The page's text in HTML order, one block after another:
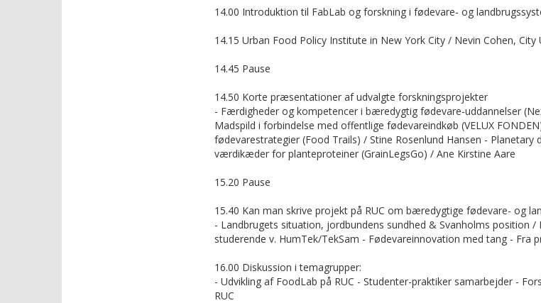
14.00 Introduktion til FabLab og forskning i fødevare- og
14.15 Urban Food Policy Institute in New York City / Nevin Cohen, City
14.45 Pause
14.50 Korte præsentationer af udvalgte forskningsprojekter
- Færdigheder og kompetencer i bæredygtig fødevare-uddannelser
Madspild i forbindelse med offentlige fødevareindkøb (VELUX
fødevarestrategier (Food Trails) / Stine Rosenlund Hansen - Planetary
værdikæder for planteproteiner (GrainLegsGo) / Ane Kirstine Aare
15.20 Pause
15.40 Kan man skrive projekt på RUC om bæredygtige fødevare- og
- Landbrugets situation, jordbundens sundhed & Svanholms position
studerende v. HumTek/TekSam - Fødevareinnovation med tang - Fra
16.00 Diskussion i temagrupper:
- Udvikling af FoodLab på RUC - Studenter-praktiker samarbejder -
RUC